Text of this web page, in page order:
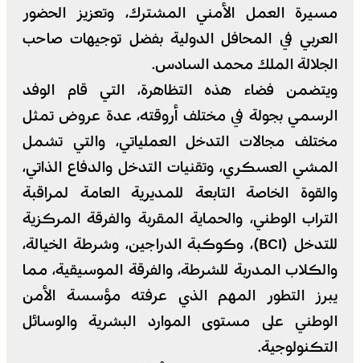
مسيرة العمل الأمني المشترك، وتعزيز الحضور
العربي في المحافل الدولية بفضل توجيهات صاحب
الجلالة الملك محمد السادس.
ويتضمن فضاء هذه التظاهرة، التي قام الوفد
الرسمي بجولة في مختلف أروقته، عدة عروض تمثل
مختلف مجالات التدخل العملياتي، والتي تشمل
المشي العسكري، وتقنيات التدخل والدفاع الذاتي،
والقوة الخاصة التابعة للمديرية العامة لمراقبة
التراب الوطني، والحماية المقربة والفرقة المركزية
للتدخل (BCI)، وكوكبة الدراجين، وشرطة الخيالة،
والكلاب المدربة للشرطة، والفرقة الموسيقية، مما
يبرز التطور المهم الذي عرفته مؤسسة الأمن
الوطني على مستوى الموارد البشرية والوسائل
التكنولوجية.